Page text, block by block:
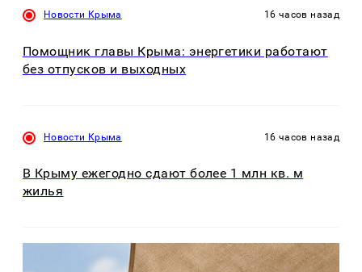
Новости Крыма 16 часов назад
Помощник главы Крыма: энергетики работают
без отпусков и выходных
Новости Крыма 16 часов назад
В Крыму ежегодно сдают более 1 млн кв. м
жилья